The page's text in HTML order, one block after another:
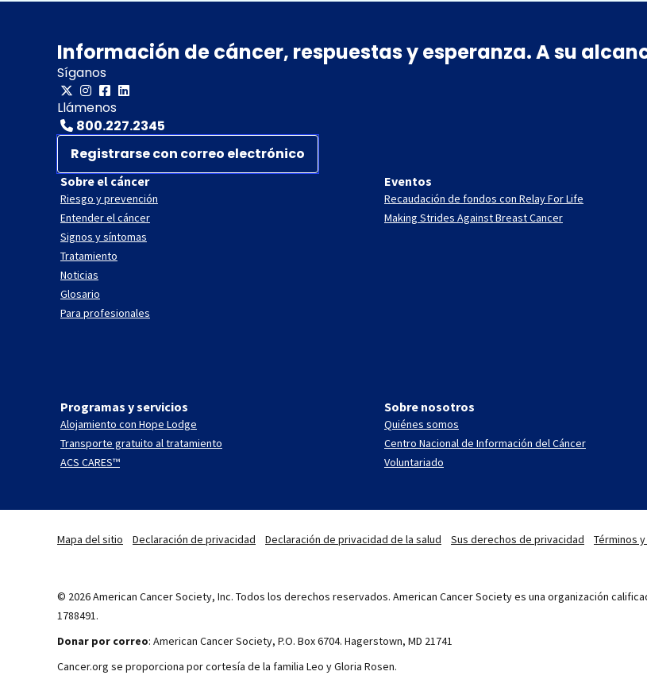
Información de cáncer, respuestas y esperanza. A su
Síganos
Llámenos
800.227.2345
Registrarse con correo electrónico
Sobre el cáncer
Riesgo y prevención
Entender el cáncer
Signos y síntomas
Tratamiento
Noticias
Glosario
Para profesionales
Eventos
Recaudación de fondos con Relay For Life
Making Strides Against Breast Cancer
Programas y servicios
Alojamiento con Hope Lodge
Transporte gratuito al tratamiento
ACS CARES™
Sobre nosotros
Quiénes somos
Centro Nacional de Información del Cáncer
Voluntariado
Mapa del sitio Declaración de privacidad Declaración de privacidad de la salud Sus derechos de privacidad Términos
© 2026 American Cancer Society, Inc. Todos los derechos reservados. American Cancer Society es una organización
1788491.
Donar por correo: American Cancer Society, P.O. Box 6704. Hagerstown, MD 21741
Cancer.org se proporciona por cortesía de la familia Leo y Gloria Rosen.